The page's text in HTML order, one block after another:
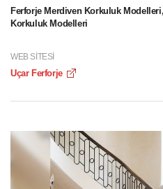
Ferforje Merdiven Korkuluk
Korkuluk Modelleri
WEB SITESI
Uçar Ferforje